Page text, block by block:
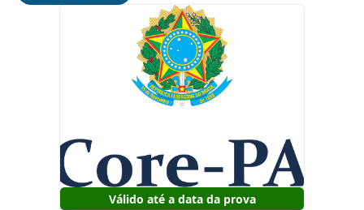
Válido até a data da prova